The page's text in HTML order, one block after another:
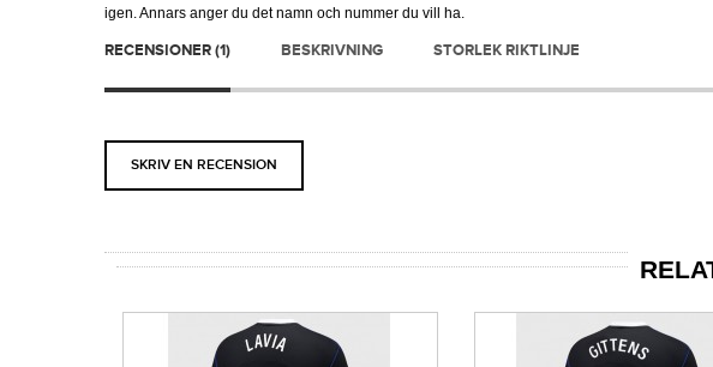
igen. Annars anger du det namn och nummer du vill ha.
RECENSIONER (1) BESKRIVNING STORLEK RIKTLINJE
SKRIV EN RECENSION